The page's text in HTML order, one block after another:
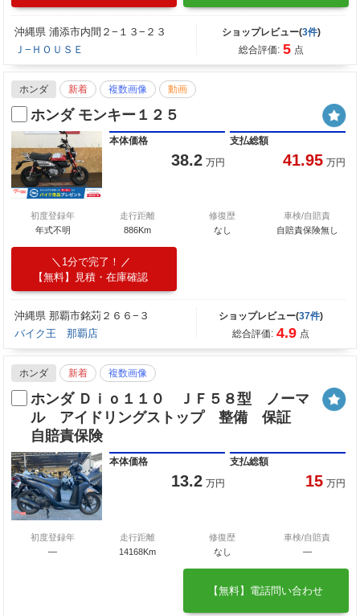
沖縄県 浦添市内間２−１３−２３
Ｊ−ＨＯＵＳＥ
ショップレビュー(3件)
総合評価: 5 点
ホンダ 新着 複数画像 動画
ホンダ モンキー１２５
本体価格
38.2 万円
支払総額
41.95 万円
初度登録年
年式不明
走行距離
886Km
修復歴
なし
車検/自賠責
自賠責保険無し
1分で完了！
【無料】見積・在庫確認
沖縄県 那覇市銘苅２６６−３
バイク王 那覇店
ショップレビュー(37件)
総合評価: 4.9 点
ホンダ 新着 複数画像
ホンダ Ｄｉｏ１１０ ＪＦ５８型 ノーマ
ル アイドリングストップ 整備 保証
自賠責保険
本体価格
13.2 万円
支払総額
15 万円
初度登録年
―
走行距離
14168Km
修復歴
なし
車検/自賠責
―
【無料】電話問い合わせ